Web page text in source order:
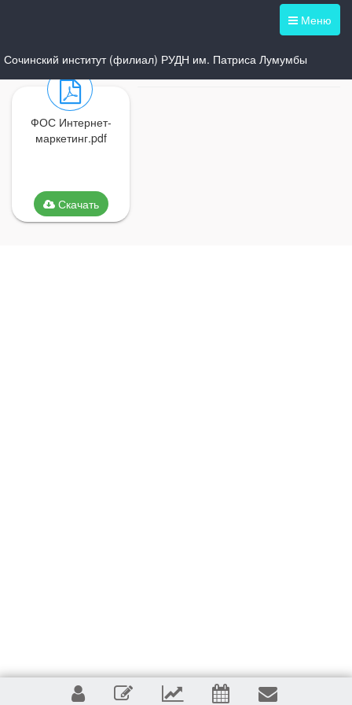
Меню
Сочинский институт (филиал) РУДН им. Патриса Лумумбы
ФОС Интернет-
маркетинг.pdf
Скачать